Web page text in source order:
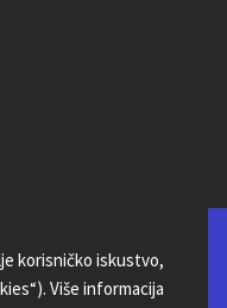
korisničko iskustvo,
Više informacija